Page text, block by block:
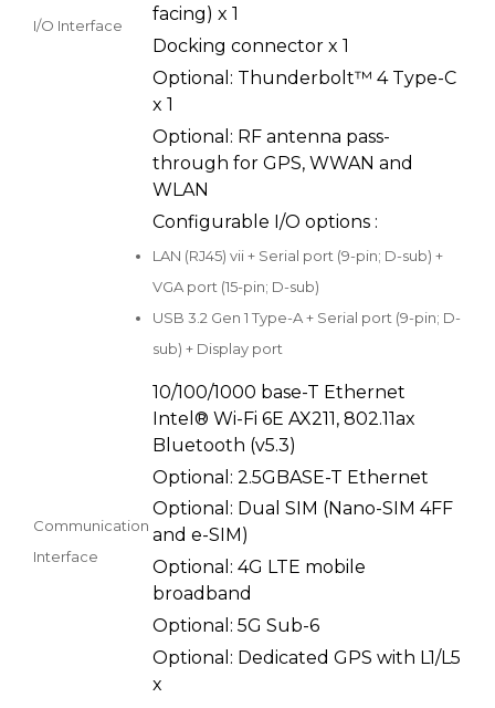
I/O Interface
facing) x 1
Docking connector x 1
Optional: Thunderbolt™ 4 Type-C
x 1
Optional: RF antenna pass-
through for GPS, WWAN and
WLAN
Configurable I/O options :
LAN (RJ45) vii + Serial port (9-pin; D-sub) +
VGA port (15-pin; D-sub)
USB 3.2 Gen 1 Type-A + Serial port (9-pin; D-
sub) + Display port
Communication
Interface
10/100/1000 base-T Ethernet
Intel® Wi-Fi 6E AX211, 802.11ax
Bluetooth (v5.3)
Optional: 2.5GBASE-T Ethernet
Optional: Dual SIM (Nano-SIM 4FF
and e-SIM)
Optional: 4G LTE mobile
broadband
Optional: 5G Sub-6
Optional: Dedicated GPS with L1/L5
x